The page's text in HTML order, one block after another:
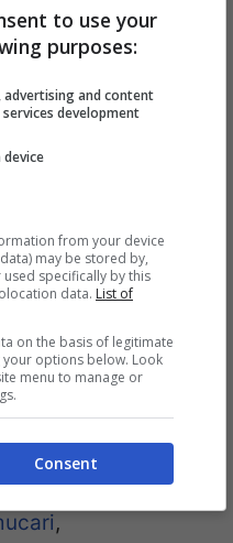
accordo
i suoi cari da
conduttore e
riguardo alla
coppia e
,
to use your
purposes:
advertising and content
development
from your device
may be stored by,
specifically by this
data. List of
on the basis of legitimate
your options below. Look
menu to manage or
Consent